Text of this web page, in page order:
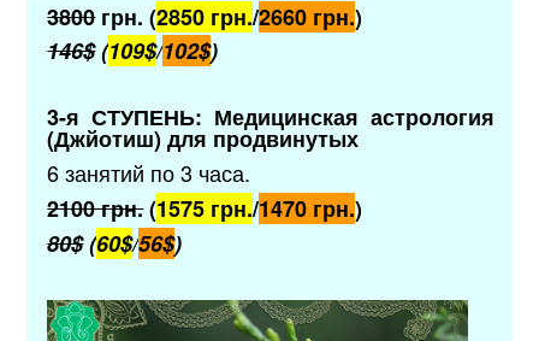
3800грн. (2850 грн./2660 грн.)
146$(109$/102$)
3-я СТУПЕНЬ: Медицинская астрология
(Джйотиш) для продвинутых
6 занятий по 3 часа.
2100 грн.(1575 грн./1470 грн.)
80$(60$/56$)